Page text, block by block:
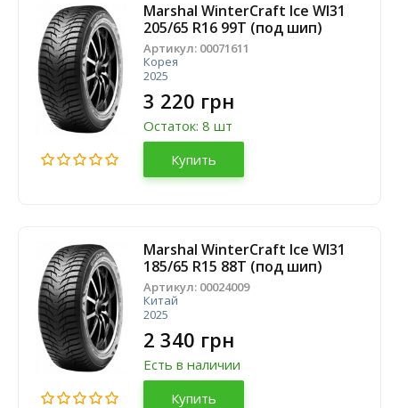
Marshal WinterCraft Ice WI31
205/65 R16 99T (под шип)
Артикул: 00071611
Корея
2025
3 220 грн
Остаток: 8 шт
Купить
Marshal WinterCraft Ice WI31
185/65 R15 88T (под шип)
Артикул: 00024009
Китай
2025
2 340 грн
Есть в наличии
Купить